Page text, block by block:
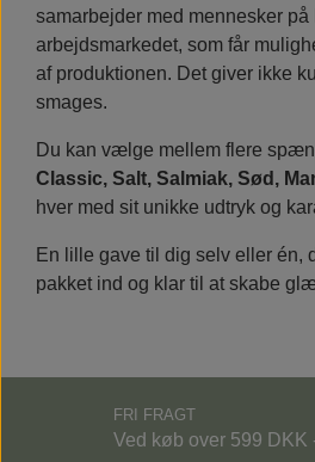
samarbejder med mennesker på
arbejdsmarkedet, som får
af produktionen. Det giver ikke
smages.
Du kan vælge mellem flere
Classic, Salt, Salmiak, Sød,
hver med sit unikke udtryk og
En lille gave til dig selv eller én,
pakket ind og klar til at skabe
FRI FRAGT
Ved køb over 599 DKK